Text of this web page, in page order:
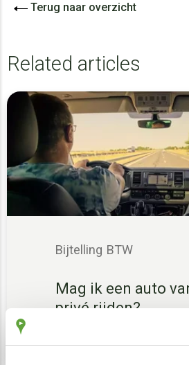
Terug naar overzicht
Related articles
Bijtelling BTW
Mag ik een auto
privé rijden?